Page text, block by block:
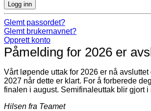
Logg inn
Glemt passordet?
Glemt brukernavnet?
Opprett konto
Påmelding for 2026 er
Vårt løpende uttak for 2026 er nå
2027 når dette er klart. For å forberede
finalen i august. Semifinaleuttak blir gjort
Hilsen fra Teamet